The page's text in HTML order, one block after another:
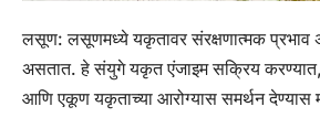
लसूण:लसूणमध्ये यकृतावर संरक्षणात्मक
असतात. हे संयुगे यकृत एंजाइम सक्रिय
आणि एकूण यकृताच्या आरोग्यास समर्थन